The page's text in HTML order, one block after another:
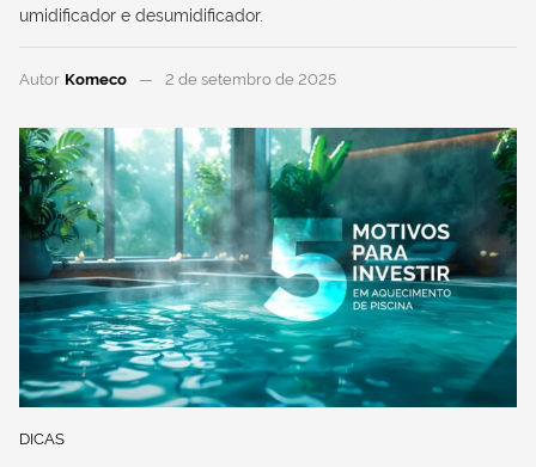
umidificador e desumidificador.
Autor Komeco 2 de setembro de 2025
DICAS